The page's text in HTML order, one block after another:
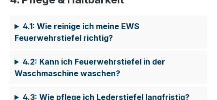
4.1: Wie reinige ich meine EWS
Feuerwehrstiefel richtig?
4.2: Kann ich Feuerwehrstiefel in der
Waschmaschine waschen?
4.3: Wie pflege ich Lederstiefel langfristig?